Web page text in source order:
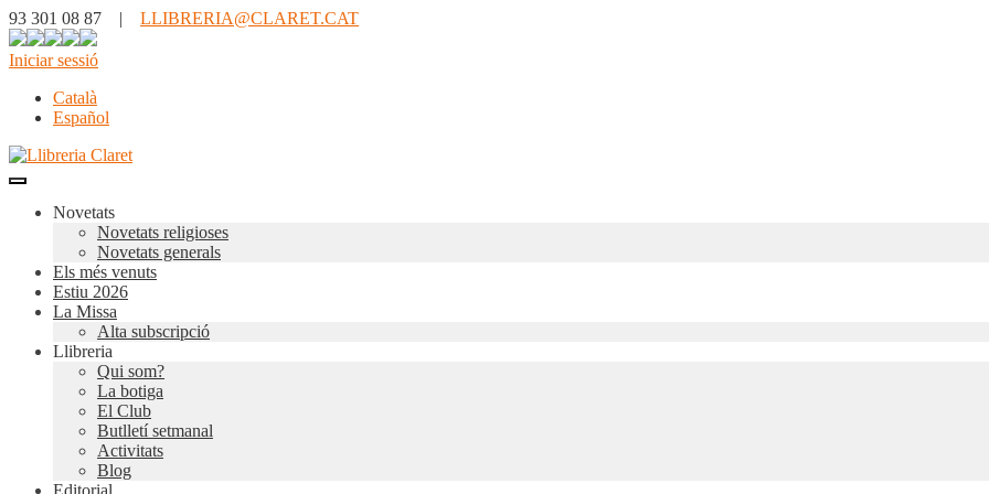
93 301 08 87 | LLIBRERIA@CLARET.CAT
Iniciar sessió
Català
Español
Novetats
Novetats religioses
Novetats generals
Els més venuts
Estiu 2026
La Missa
Alta subscripció
Llibreria
Qui som?
La botiga
El Club
Butlletí setmanal
Activitats
Blog
Editorial